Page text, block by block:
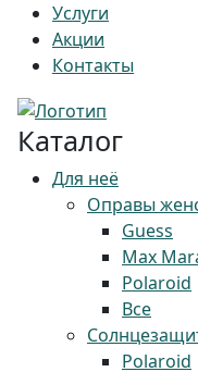
Услуги
Акции
Контакты
Каталог
Для неё
Оправы
Guess
Max
Polaroid
Все
Polaroid